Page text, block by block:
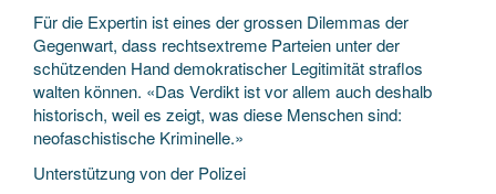
Für die Expertin ist eines der grossen Dilemmas der
Gegenwart, dass rechtsextreme Parteien unter der
schützenden Hand demokratischer Legitimität straflos
walten können. «Das Verdikt ist vor allem auch deshalb
historisch, weil es zeigt, was diese Menschen sind:
neofaschistische Kriminelle.»
Unterstützung von der Polizei